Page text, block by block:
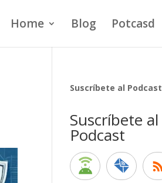
Home Blog Potcasd
Suscríbete al Podcast
Suscríbete al
Podcast